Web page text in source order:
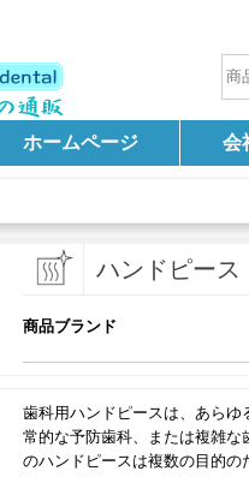
ホームページ 会
ハンドピース
商品ブランド
歯科用ハンドピースは、あら
常的な予防歯科、または複雑
のハンドピースは複数の目的